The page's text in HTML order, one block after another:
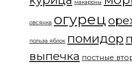
макароны
овсянка огурец
польза яблок помидор
выпечка постные